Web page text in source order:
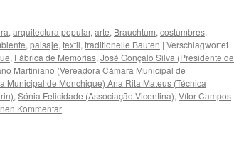
, arquitectura popular, arte, Brauchtum, costumbres,
, paisaje, textil, traditionelle Bauten | Verschlagwortet
, Fábrica de Memorias, José Gonçalo Silva (Presidente de
Martiniano (Vereadora Cámara Municipal de
Municipal de Monchique) Ana Rita Mateus (Técnica
, Sónia Felicidade (Associação Vicentina), Vítor Campos
Kommentar